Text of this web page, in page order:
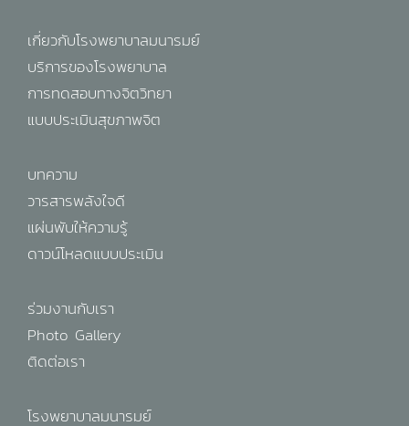
เกี่ยวกับโรงพยาบาลมนารมย์
บริการของโรงพยาบาล
การทดสอบทางจิตวิทยา
แบบประเมินสุขภาพจิต
บทความ
วารสารพลังใจดี
แผ่นพับให้ความรู้
ดาวน์โหลดแบบประเมิน
ร่วมงานกับเรา
Photo Gallery
ติดต่อเรา
โรงพยาบาลมนารมย์